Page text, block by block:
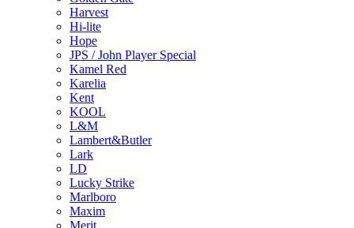
Harvest
Hi-lite
Hope
JPS / John Player Special
Kamel Red
Karelia
Kent
KOOL
L&M
Lambert&Butler
Lark
LD
Lucky Strike
Marlboro
Maxim
Merit